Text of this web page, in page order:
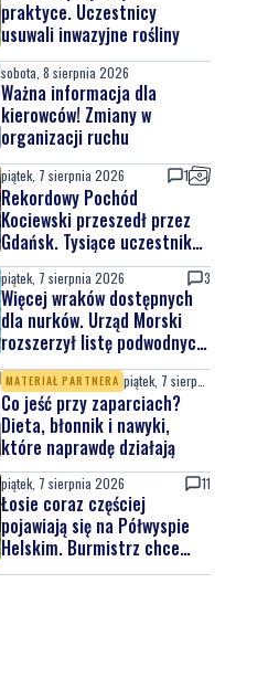
praktyce. Uczestnicy
usuwali inwazyjne rośliny
sobota, 8 sierpnia 2026
Ważna informacja dla
kierowców! Zmiany w
organizacji ruchu
piątek, 7 sierpnia 2026 1
Rekordowy Pochód
Kociewski przeszedł przez
Gdańsk. Tysiące uczestników
na jubileuszowej edycji
piątek, 7 sierpnia 2026 3
Więcej wraków dostępnych
dla nurków. Urząd Morski
rozszerzył listę podwodnych
atrakcji
MATERIAŁ PARTNERA
Co jeść przy zaparciach?
Dieta, błonnik i nawyki,
które naprawdę działają
piątek, 7 sierpnia 2026 11
Łosie coraz częściej
pojawiają się na Półwyspie
Helskim. Burmistrz chce
nowych znaków drogowych